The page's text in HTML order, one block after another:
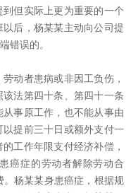
但实际上更为重要的一个
后，杨某某主动向公司提
错误的。
动者患病或非因工负伤，
法第四十条、第四十一条
事原工作，也不能从事由
提前三十日或额外支付一
工作年限支付经济补偿，
癌症的劳动者解除劳动合
杨某某身患癌症，根据规